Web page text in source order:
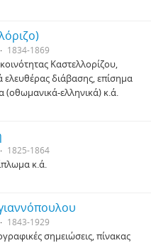
1834-1869
Καστελλορίζου,
διάβασης, επίσημα
ελληνικά) κ.ά.
1825-1864
κ.ά.
1843-1929
σημειώσεις, πίνακας